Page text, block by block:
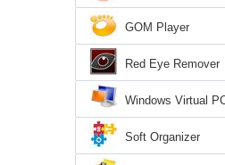
GOM Player
Red Eye Remover
Windows Virtual
Soft Organizer